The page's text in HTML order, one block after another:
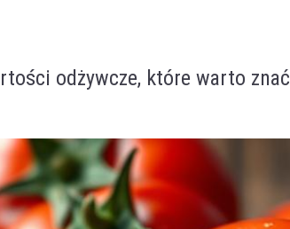
odżywcze, które warto znać